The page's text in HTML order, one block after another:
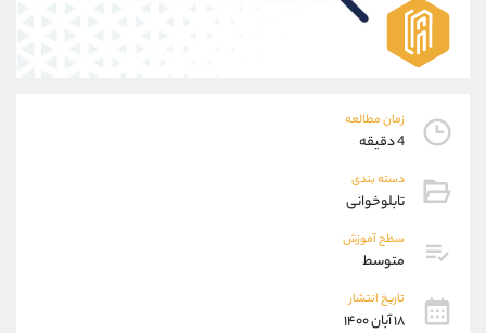
زمان مطالعه
4 دقیقه
دسته بندی
تابلوخوانی
سطح آموزش
متوسط
تاریخ انتشار
۱۸ آبان ۱۴۰۰
09194198792
واتساپ
تلگرام
پشتیبان فروش
موبایل
واتساپ
داخلی
اطلاعات تماس (دفتر فروش)